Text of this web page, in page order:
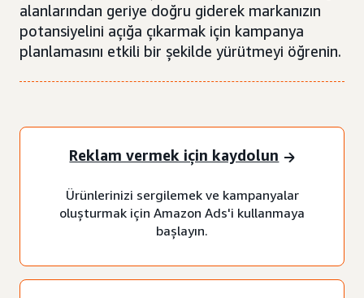
alanlarından geriye doğru giderek markanızın
potansiyelini açığa çıkarmak için kampanya
planlamasını etkili bir şekilde yürütmeyi öğrenin.
Reklam vermek için kaydolun
Ürünlerinizi sergilemek ve kampanyalar
oluşturmak için Amazon Ads'i kullanmaya
başlayın.